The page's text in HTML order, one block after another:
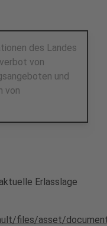
des Landes
von
und
von
Erlasslage
files/asset/